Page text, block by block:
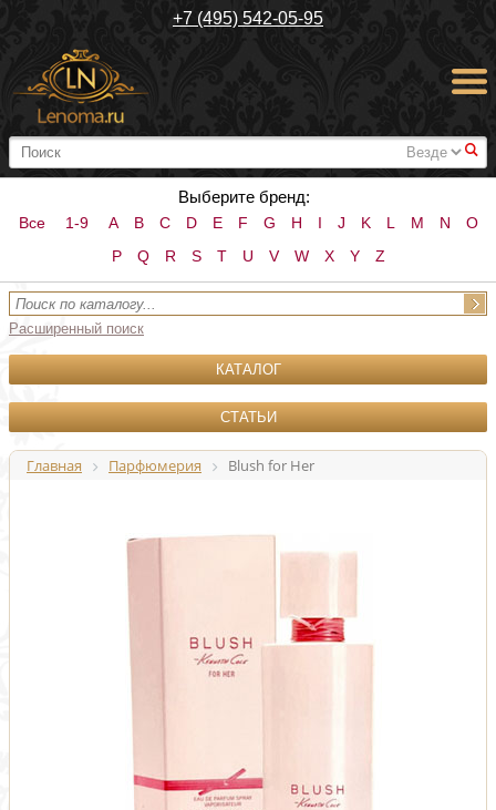
+7 (495) 542-05-95
#
Выберите бренд:
Все 1-9 A B C D E F G H I J K L M N
O
P
Q R S T U V W X Y Z
Расширенный поиск
КАТАЛОГ
СТАТЬИ
Главная Парфюмерия Blush for Her